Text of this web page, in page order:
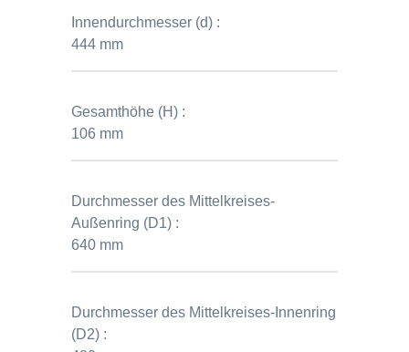
Innendurchmesser (d) :
444 mm
Gesamthöhe (H) :
106 mm
Durchmesser des Mittelkreises-
Außenring (D1) :
640 mm
Durchmesser des Mittelkreises-Innenring
(D2) :